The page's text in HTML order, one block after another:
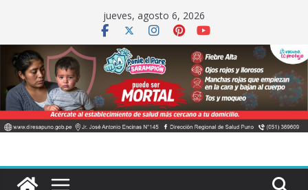
contenido
jueves, agosto 6, 2026